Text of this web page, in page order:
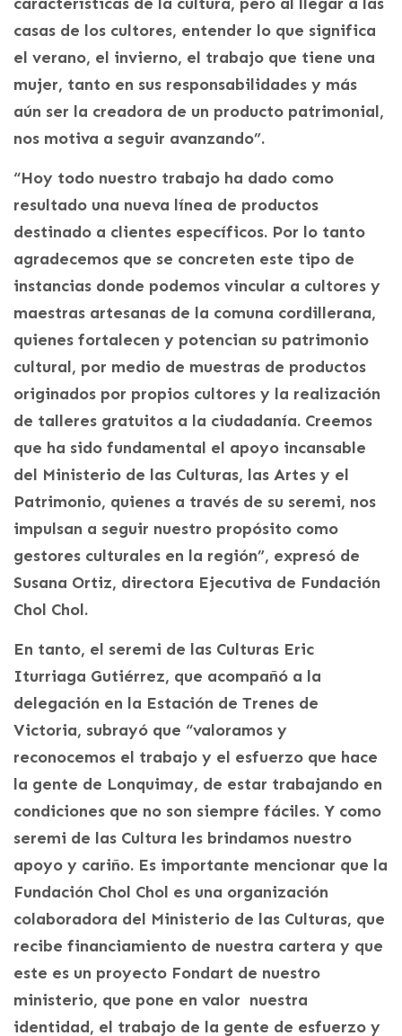
casas de los cultores, entender lo que significa
el verano, el invierno, el trabajo que tiene una
mujer, tanto en sus responsabilidades y más
aún ser la creadora de un producto patrimonial,
nos motiva a seguir avanzando”.
“Hoy todo nuestro trabajo ha dado como
resultado una nueva línea de productos
destinado a clientes específicos. Por lo tanto
agradecemos que se concreten este tipo de
instancias donde podemos vincular a cultores y
maestras artesanas de la comuna cordillerana,
quienes fortalecen y potencian su patrimonio
cultural, por medio de muestras de productos
originados por propios cultores y la realización
de talleres gratuitos a la ciudadanía. Creemos
que ha sido fundamental el apoyo incansable
del Ministerio de las Culturas, las Artes y el
Patrimonio, quienes a través de su seremi, nos
impulsan a seguir nuestro propósito como
gestores culturales en la región”, expresó de
Susana Ortiz, directora Ejecutiva de Fundación
Chol Chol.
En tanto, el seremi de las Culturas Eric
Iturriaga Gutiérrez, que acompañó a la
delegación en la Estación de Trenes de
Victoria, subrayó que “valoramos y
reconocemos el trabajo y el esfuerzo que hace
la gente de Lonquimay, de estar trabajando en
condiciones que no son siempre fáciles. Y como
seremi de las Cultura les brindamos nuestro
apoyo y cariño. Es importante mencionar que la
Fundación Chol Chol es una organización
colaboradora del Ministerio de las Culturas, que
recibe financiamiento de nuestra cartera y que
este es un proyecto Fondart de nuestro
ministerio, que pone en valor nuestra
identidad, el trabajo de la gente de esfuerzo y